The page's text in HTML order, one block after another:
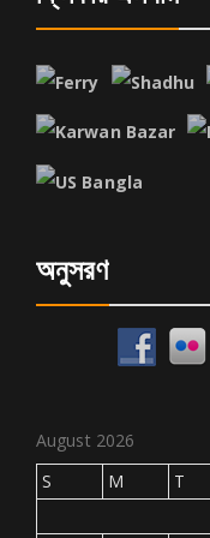
অনুসরণ
August 2026
S
M T